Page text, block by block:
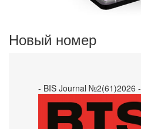
Новый номер
- BIS Journal №2(61)2026 -